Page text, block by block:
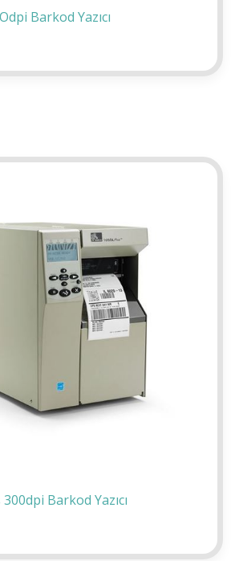
Barkod Yazıcı
Barkod Yazıcı